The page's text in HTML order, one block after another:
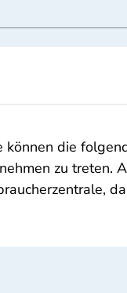
können die
zu treten.